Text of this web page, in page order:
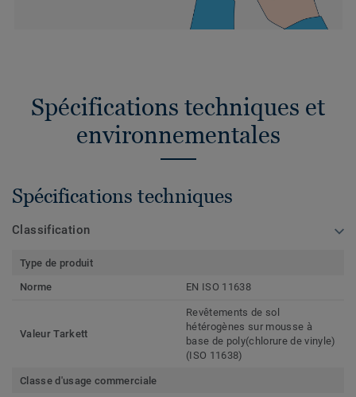
Spécifications techniques et
environnementales
Spécifications techniques
Classification
Type de produit
Norme
EN ISO 11638
Valeur Tarkett
Revêtements de sol
hétérogènes sur mousse à
base de poly(chlorure de vinyle)
(ISO 11638)
Classe d'usage commerciale